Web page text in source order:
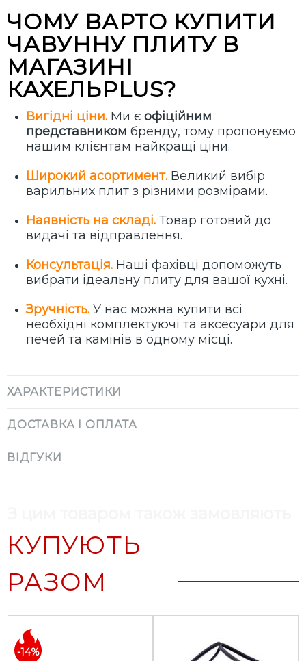
ЧОМУ ВАРТО КУПИТИ
ЧАВУННУ ПЛИТУ В
МАГАЗИНІ
КАХЕЛЬPLUS?
Вигідні ціни. Ми є офіційним
представником бренду, тому пропонуємо
нашим клієнтам найкращі ціни.
Широкий асортимент. Великий вибір
варильних плит з різними розмірами.
Наявність на складі. Товар готовий до
видачі та відправлення.
Консультація. Наші фахівці допоможуть
вибрати ідеальну плиту для вашої кухні.
Зручність. У нас можна купити всі
необхідні комплектуючі та аксесуари для
печей та камінів в одному місці.
ХАРАКТЕРИСТИКИ
ДОСТАВКА І ОПЛАТА
ВІДГУКИ
КУПУЮТЬ
РАЗОМ
-14%